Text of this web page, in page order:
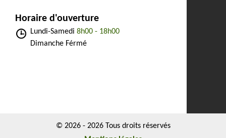
Horaire d'ouverture
Lundi-Samedi 8h00 - 18h00
Dimanche Férmé
© 2026 - 2026 Tous droits réservés